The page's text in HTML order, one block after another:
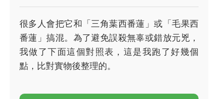
很多人會把它和「三角葉西番蓮」或「毛果西
番蓮」搞混。為了避免誤殺無辜或錯放元兇，
我做了下面這個對照表，這是我跑了好幾個
點，比對實物後整理的。